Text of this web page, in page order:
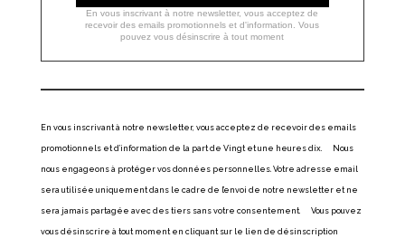
En vous inscrivant à notre newsletter, vous acceptez de
recevoir des emails promotionnels et d'information. Vous
pouvez vous désinscrire à tout moment
En vous inscrivant à notre newsletter, vous acceptez de recevoir des emails
promotionnels et d’information de la part de Vingt et une heures dix. Nous
nous engageons à protéger vos données personnelles. Votre adresse email
sera utilisée uniquement dans le cadre de l’envoi de notre newsletter et ne
sera jamais partagée avec des tiers sans votre consentement. Vous pouvez
vous désinscrire à tout moment en cliquant sur le lien de désinscription